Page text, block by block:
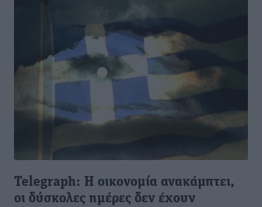
Telegraph: Η οικονομία ανακάμπτει,
οι δύσκολες ημέρες δεν έχουν